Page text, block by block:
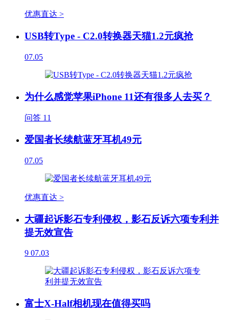
优惠直达 >
USB转Type - C2.0转换器天猫1.2元疯抢
07.05
为什么感觉苹果iPhone 11还有很多人去买？
问答 11
爱国者长续航蓝牙耳机49元
07.05
优惠直达 >
大疆起诉影石专利侵权，影石反诉六项专利并
提无效宣告
9 07.03
富士X-Half相机现在值得买吗